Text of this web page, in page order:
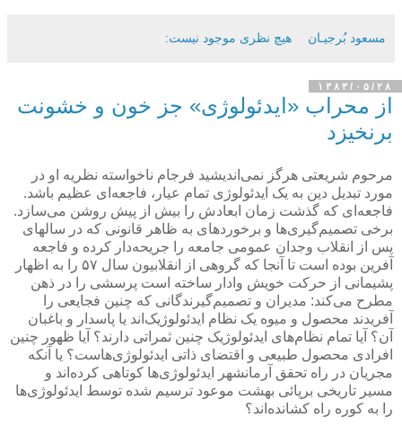
مسعود بُرجيـان هیچ نظری موجود نیست:
۱۳۸۳/۰۵/۲۸
از محراب «ایدئولوژی» جز خون و خشونت
برنخیزد
مرحوم شریعتی هرگز نمی‌اندیشید فرجام ناخواسته نظریه او در
مورد تبدیل دین به یک ایدئولوژی تمام عیار، فاجعه‌ای عظیم باشد.
فاجعه‌ای که گذشت زمان ابعادش را بیش از پیش روشن می‌سازد.
برخی تصمیم‌گیری‌ها و برخوردهای به ظاهر قانونی که در سالهای
پس از انقلاب وجدان عمومی جامعه را جریحه‌دار کرده و فاجعه‌
آفرین بوده است تا آنجا که گروهی از انقلابیون سال ۵۷ را به اظهار
پشیمانی از حرکت خویش وادار ساخته است پرسشی را در ذهن
مطرح می‌کند: مدیران و تصمیم‌گیرندگانی که چنین فجایعی را
آفریدند محصول و میوه یک نظام ایدئولوژیک‌اند یا پاسدار و باغبان
آن؟ آیا تمام نظام‌های ایدئولوژیک چنین ثمراتی دارند؟ آیا ظهور چنین
افرادی محصول طبیعی و اقتضای ذاتی ایدئولوژی‌هاست؟ یا آنکه
مجریان در راه تحقق آرمانشهر ایدئولوژی‌ها کوتاهی کرده‌اند و
مسیر تاریخی برپائی بهشت موعود ترسیم شده توسط ایدئولوژی‌ها
را به کوره راه کشانده‌اند؟